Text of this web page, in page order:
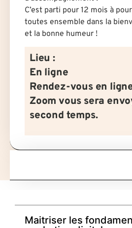
C’est parti pour 12 mois à
toutes ensemble dans la
et la bonne humeur !
Lieu :
En ligne
Rendez-vous en
Zoom vous sera
second temps.
Maitriser les